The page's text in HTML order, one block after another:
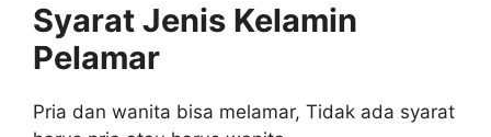
Syarat Jenis Kelamin
Pelamar
Pria dan wanita bisa melamar, Tidak ada syarat